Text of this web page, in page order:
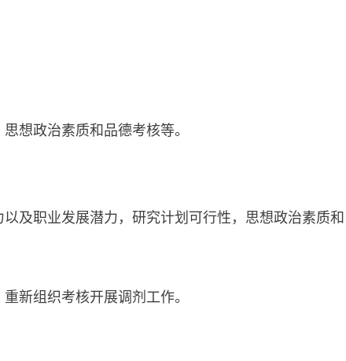
想政治素质和品德考核等。
及职业发展潜力，研究计划可行性，思想政治素质和
新组织考核开展调剂工作。